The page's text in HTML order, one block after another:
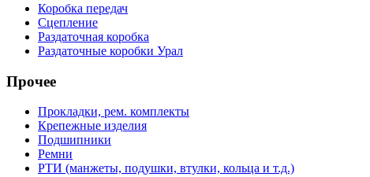
Коробка передач
Сцепление
Раздаточная коробка
Раздаточные коробки Урал
Прочее
Прокладки, рем. комплекты
Крепежные изделия
Подшипники
Ремни
РТИ (манжеты, подушки, втулки, кольца и т.д.)